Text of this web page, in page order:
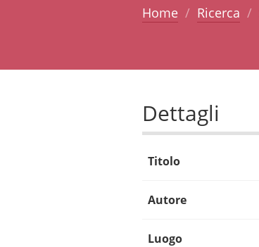
Home Ricerca
Dettagli
Titolo
Autore
Luogo